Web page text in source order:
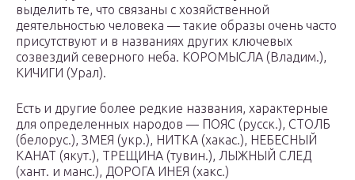
выделить те, что связаны с хозяйственной
деятельностью человека — такие образы очень часто
присутствуют и в названиях других ключевых
созвездий северного неба. КОРОМЫСЛА (Владим.),
КИЧИГИ (Урал).
Есть и другие более редкие названия, характерные
для определенных народов — ПОЯС (русск.), СТОЛБ
(белорус.), ЗМЕЯ (укр.), НИТКА (хакас.), НЕБЕСНЫЙ
КАНАТ (якут.), ТРЕЩИНА (тувин.), ЛЫЖНЫЙ СЛЕД
(хант. и манс.), ДОРОГА ИНЕЯ (хакс.)